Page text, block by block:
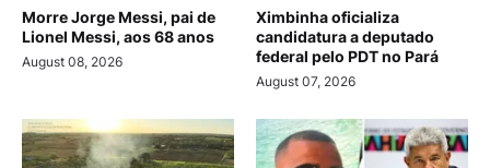
Morre Jorge Messi, pai de
Lionel Messi, aos 68 anos
August 08, 2026
Ximbinha oficializa
candidatura a deputado
federal pelo PDT no Pará
August 07, 2026